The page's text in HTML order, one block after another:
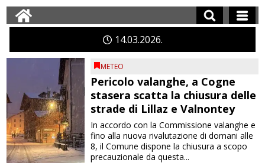
1403 2026
METEO
Pericolo valanghe, a Cogne
stasera scatta la chiusura delle
strade di Lillaz e Valnontey
In accordo con la Commissione valanghe e
fino alla nuova rivalutazione di domani alle
8, il Comune dispone la chiusura a scopo
precauzionale da questa...